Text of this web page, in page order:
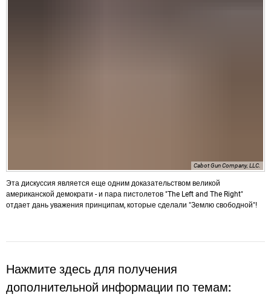
Cabot Gun Company, LLC.
Эта дискуссия является еще одним доказательством великой
американской демократи - и пара пистолетов "The Left and The Right"
отдает дань уважения принципам, которые сделали "Землю свободной"!
Нажмите здесь для получения
дополнительной информации по темам: